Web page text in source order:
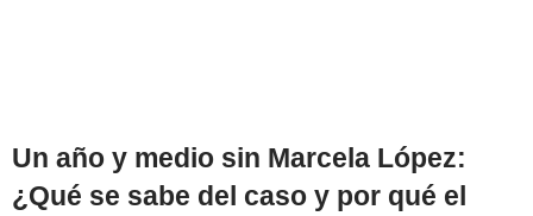
Un año y medio sin Marcela López:
¿Qué se sabe del caso y por qué el